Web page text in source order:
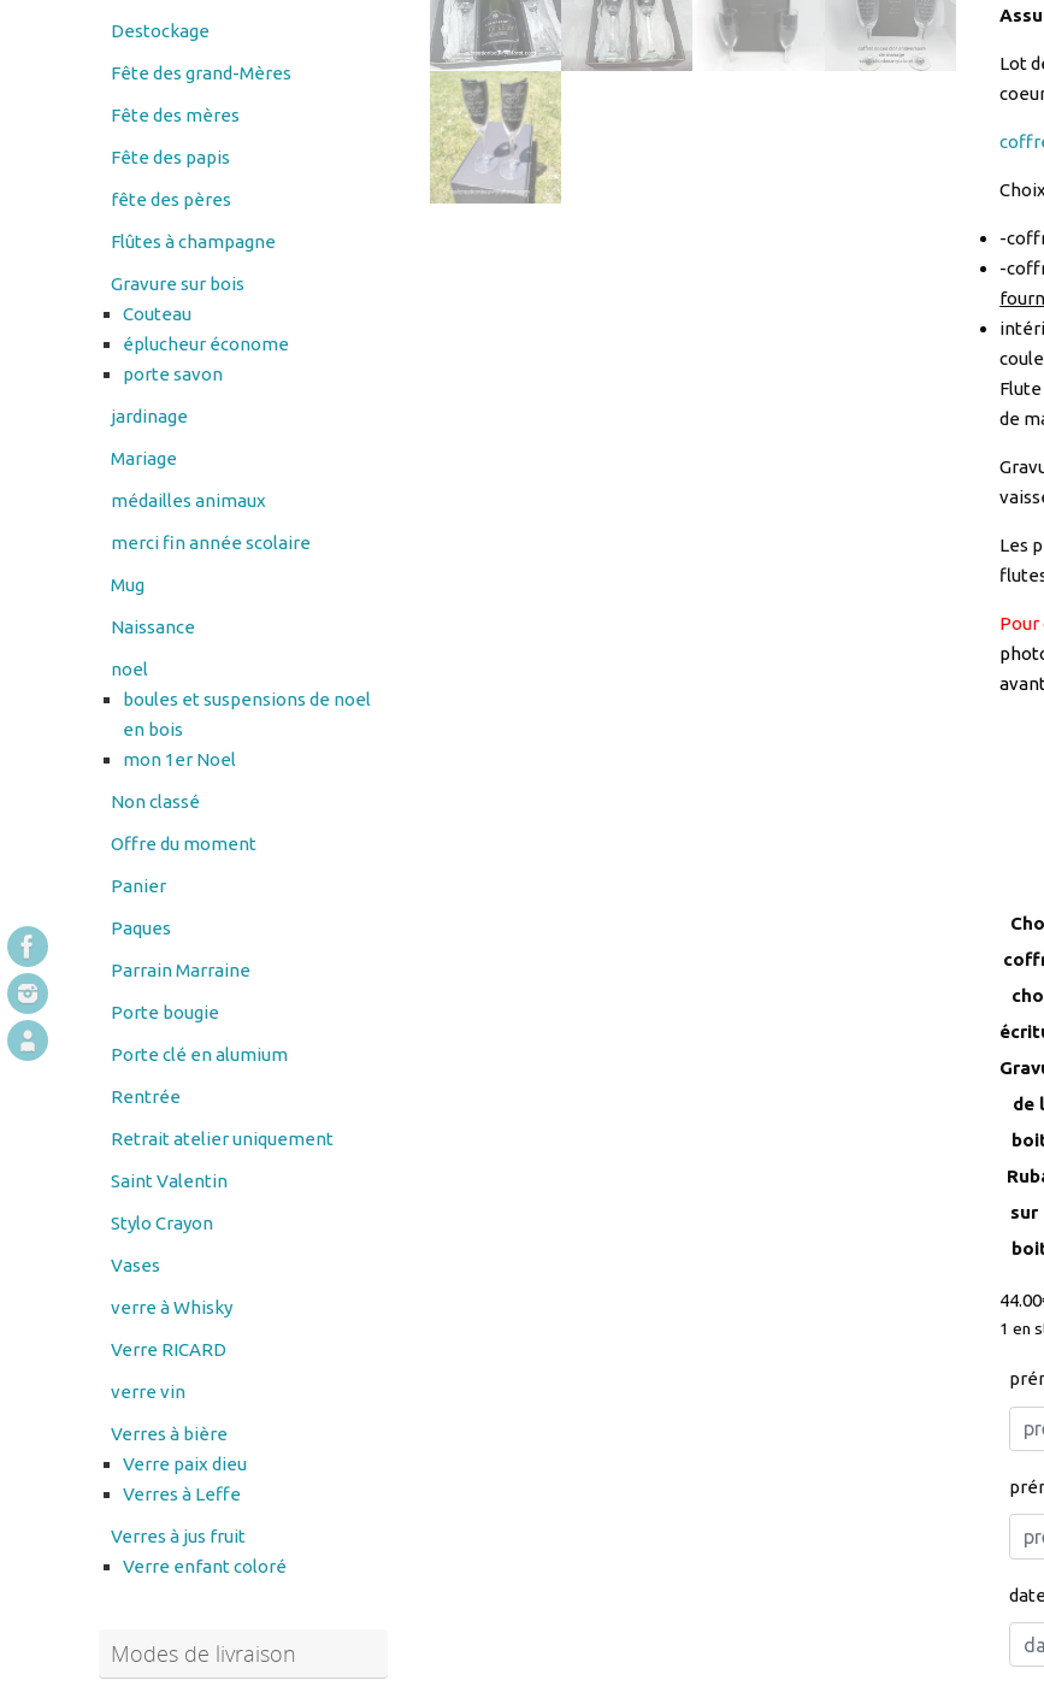
Lot
-
-
de
Les
Pour
de
sur
44.00
1 en
Destockage
Fête des grand-Mères
Fête des mères
Fête des papis
fête des pères
Flûtes à champagne
Gravure sur bois
Couteau
éplucheur économe
porte savon
jardinage
Mariage
médailles animaux
merci fin année scolaire
Mug
Naissance
noel
boules et suspensions de noel
en bois
mon 1er Noel
Non classé
Offre du moment
Panier
Paques
Parrain Marraine
Porte bougie
Porte clé en alumium
Rentrée
Retrait atelier uniquement
Saint Valentin
Stylo Crayon
Vases
verre à Whisky
Verre RICARD
verre vin
Verres à bière
Verre paix dieu
Verres à Leffe
Verres à jus fruit
Verre enfant coloré
Modes de livraison